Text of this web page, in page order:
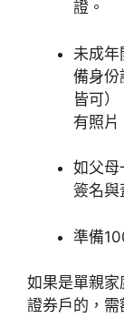
證。
未成
備身份
皆可
有照片
如父母
簽名與
準備
如果是單親家
證券戶的，需